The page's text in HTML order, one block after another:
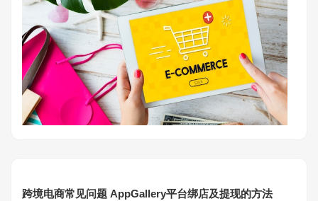
跨境电商常见问题 AppGallery平台绑店及提现的方法